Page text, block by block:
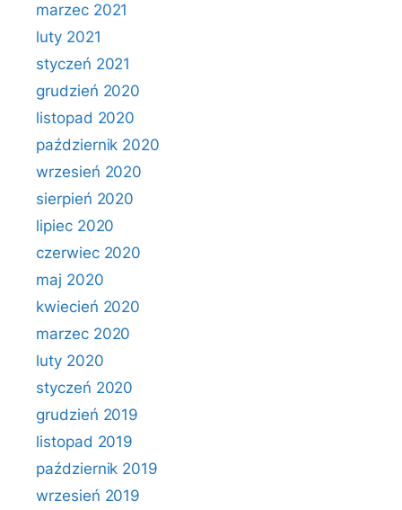
marzec 2021
luty 2021
styczeń 2021
grudzień 2020
listopad 2020
październik 2020
wrzesień 2020
sierpień 2020
lipiec 2020
czerwiec 2020
maj 2020
kwiecień 2020
marzec 2020
luty 2020
styczeń 2020
grudzień 2019
listopad 2019
październik 2019
wrzesień 2019